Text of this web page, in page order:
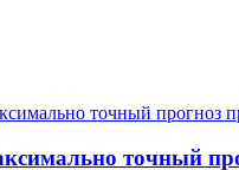
точный